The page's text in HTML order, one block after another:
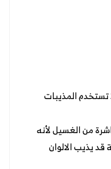
تستخدم المذيبات
من الغسيل لأنه
يذيب الالوان